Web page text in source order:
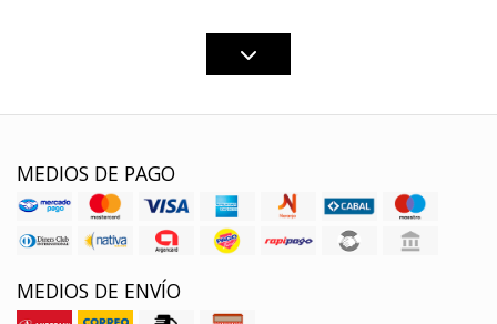
MEDIOS DE PAGO
MEDIOS DE ENVÍO